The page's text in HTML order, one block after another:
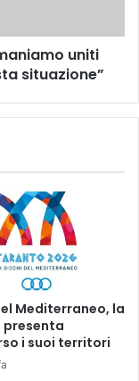
uniti
situazione”
Mediterraneo, la
presenta
i suoi territori